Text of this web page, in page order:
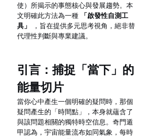
使）所揭示的事態核心與發展趨勢。本
文明確此方法為一種
「啟發性自測工
具」
，旨在提供多元思考視角，絕非替
代理性判斷與專業建議。
引言：捕捉「當下」的
能量切片
當你心中產生一個明確的疑問時，那個
疑問產生的「時間點」，本身就蘊含了
與該問題相關的獨特時空信息。奇門遁
甲認為，宇宙能量流布如同氣象，每時